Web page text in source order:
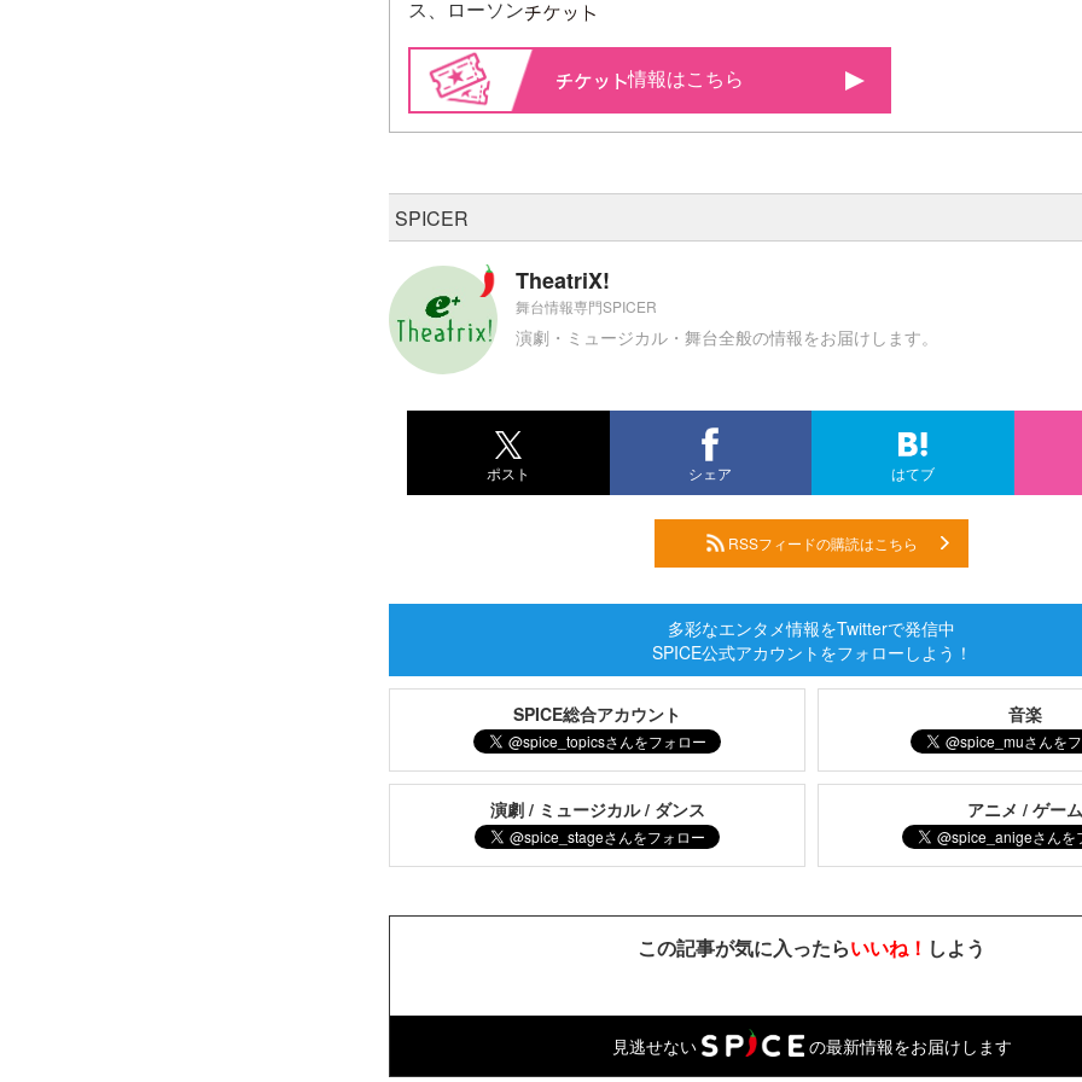
ス、ローソン
情報はこちら
SPICER
TheatriX!
舞台情報専門SPICER
演劇・ミュージカル・舞台全般の情報をお届けします。
ポスト シェア はてブ
RSSフィードの購読はこちら
多彩なエンタメ情報をTwitterで発信中
SPICE公式アカウントをフォローしよう！
SPICE総合アカウント 音楽
演劇 / ミュージカル / ダンス アニメ / ゲー
この記事が気に入ったらいいね！ しよう
見逃せない の最新情報をお届けします